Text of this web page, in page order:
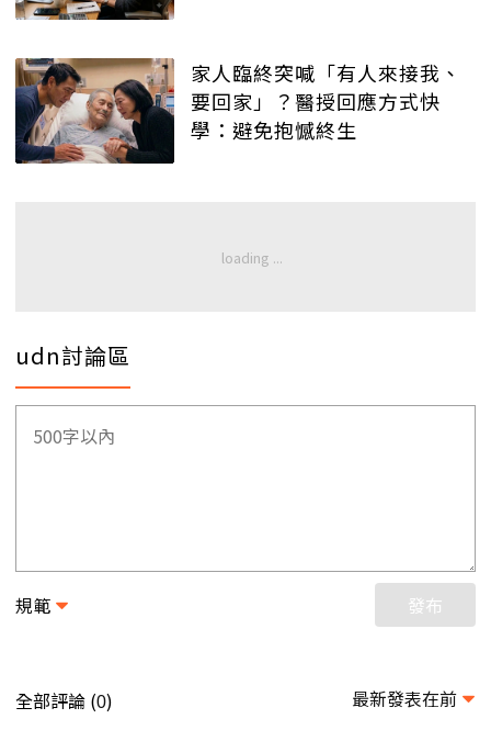
家人臨終突喊「有人來接我、
要回家」？醫授回應方式快
學：避免抱憾終生
udn討論區
規範 發布
全部評論 (0) 最新發表在前